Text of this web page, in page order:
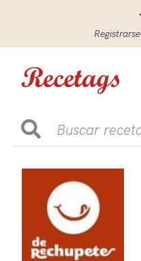
Registrarse